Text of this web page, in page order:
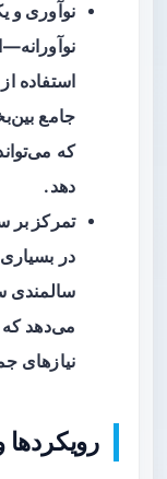
نوآوری و
استفاده
جامع
که
دهد.
تمرکز بر
در
می‌دهد که
نیازهای